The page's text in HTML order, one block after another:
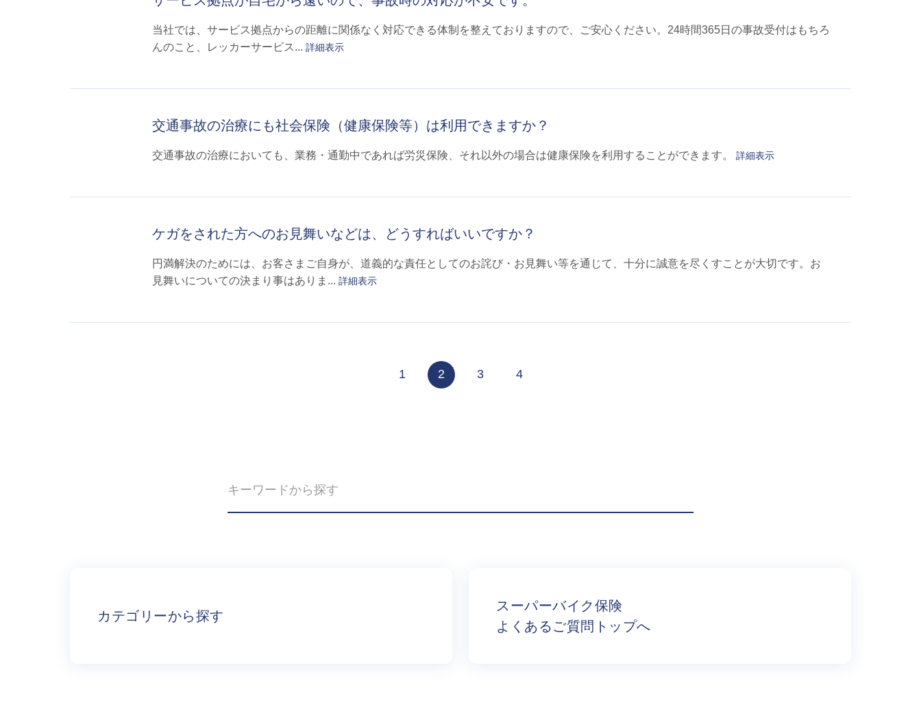
当社では、サービス拠点からの距離に関係なく対応できる体制を整えておりますので、ご安心ください。24時間365日の事故受付はもちろ
んのこと、レッカーサービス... 詳細表示
交通事故の治療にも社会保険（健康保険等）は利用できますか？
交通事故の治療においても、業務・通勤中であれば労災保険、それ以外の場合は健康保険を利用することができます。 詳細表示
ケガをされた方へのお見舞いなどは、どうすればいいですか？
円満解決のためには、お客さまご自身が、道義的な責任としてのお詫び・お見舞い等を通じて、十分に誠意を尽くすことが大切です。お
見舞いについての決まり事はありま... 詳細表示
1 2 3 4
カテゴリーから探す
スーパーバイク保険
よくあるご質問トップへ